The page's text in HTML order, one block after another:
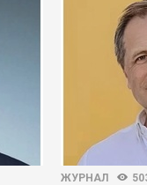
ЖУРНАЛ